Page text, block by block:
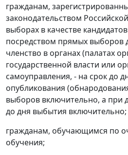
гражданам,
законодательством
выборах в качестве
посредством прямых выборов
членство в органах (палатах
государственной власти или
самоуправления, - на срок до
опубликования
выборов включительно, а при
до дня выбытия включительно;
гражданам, обучающимся по
обучения;